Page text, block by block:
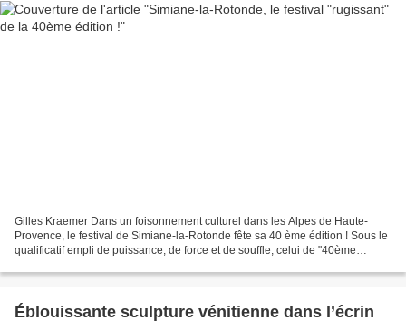
Gilles Kraemer Dans un foisonnement culturel dans les Alpes de Haute-
Provence, le festival de Simiane-la-Rotonde fête sa 40 ème édition ! Sous le
qualificatif empli de puissance, de force et de souffle, celui de "40ème
Éblouissante sculpture vénitienne dans l’écrin